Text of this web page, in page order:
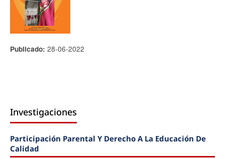
Publicado: 28-06-2022
Investigaciones
Participación Parental Y Derecho A La Educación De
Calidad